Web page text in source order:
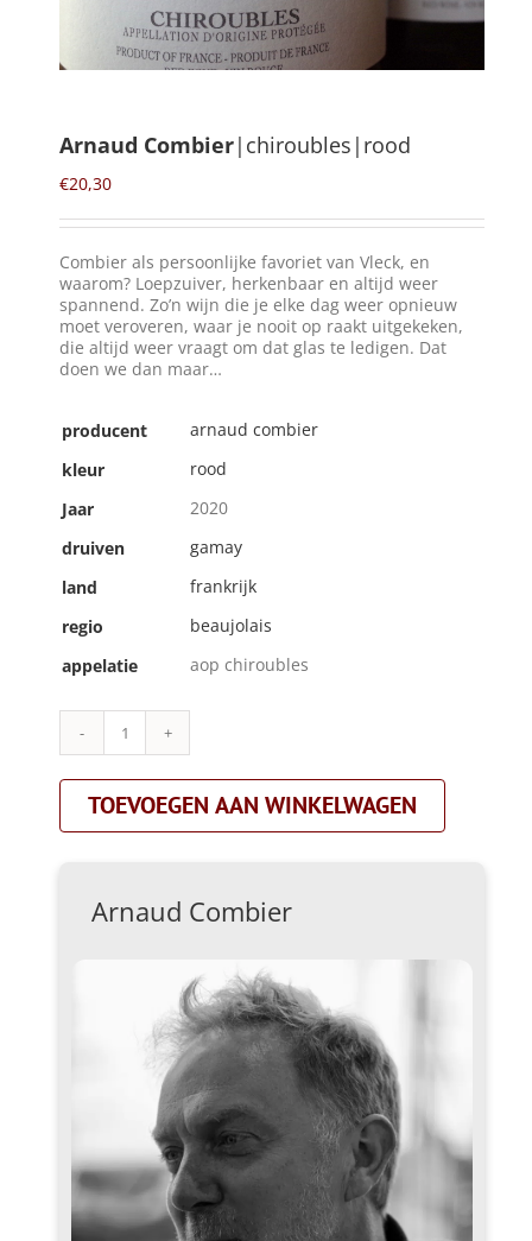
Mijn Account
naar:
NL
Arnaud Combier|chiroubles|rood
€20,30
Combier als persoonlijke favoriet van Vleck, en
waarom? Loepzuiver, herkenbaar en altijd weer
spannend. Zo’n wijn die je elke dag weer opnieuw
moet veroveren, waar je nooit op raakt uitgekeken,
die altijd weer vraagt om dat glas te ledigen. Dat
doen we dan maar…
producent
arnaud combier
kleur
rood
Jaar
2020
druiven
gamay
land
frankrijk
regio
beaujolais
appelatie
aop chiroubles
Arnaud
Combier|chiroubles|rood
aantal
TOEVOEGEN AAN WINKELWAGEN
Arnaud Combier